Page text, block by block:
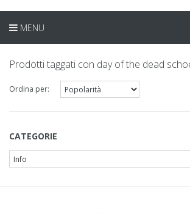
MENU
Prodotti taggati con day of the dead
Ordina per:
CATEGORIE